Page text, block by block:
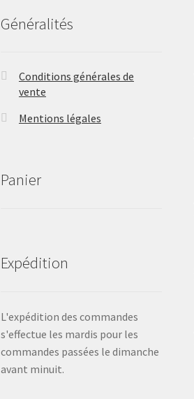
Généralités
Conditions générales de
vente
Mentions légales
Panier
Expédition
L'expédition des commandes
s'effectue les mardis pour les
commandes passées le dimanche
avant minuit.